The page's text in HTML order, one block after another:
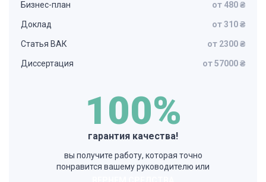
Бизнес-план от 480 ₴
Доклад от 310 ₴
Статья ВАК от 2300 ₴
Диссертация от 57000 ₴
100%
гарантия качества!
вы получите работу, которая точно
понравится вашему руководителю или